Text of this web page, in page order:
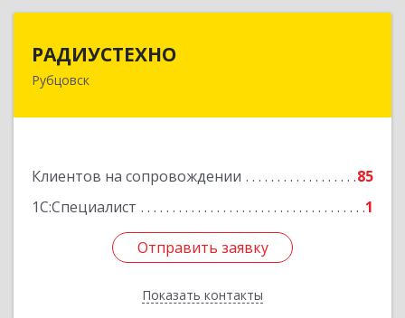
РАДИУСТЕХНО
Рубцовск
Клиентов на сопровождении
85
1С:Специалист
1
Отправить заявку
Показать контакты
658225, Алтайский край, Рубцовск г, Ленина пр-
Отправить заявку
Назад